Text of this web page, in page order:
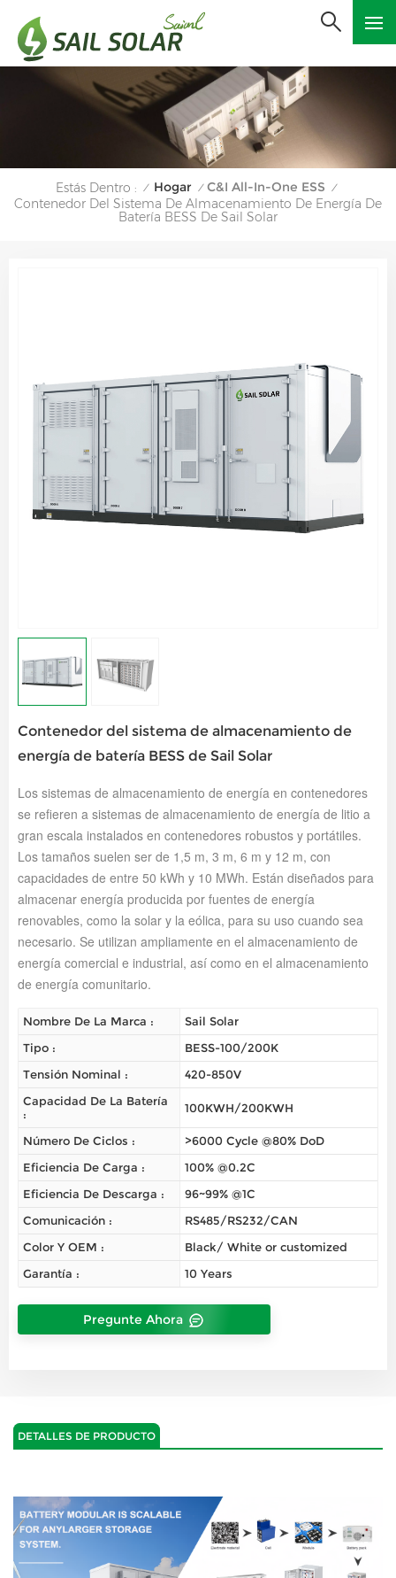
Estás Dentro : / Hogar / C&I All-In-One ESS /
Contenedor Del Sistema De Almacenamiento De Energía De
Batería BESS De Sail Solar
Contenedor del sistema de almacenamiento de
energía de batería BESS de Sail Solar
Los sistemas de almacenamiento de energía en contenedores
se refieren a sistemas de almacenamiento de energía de litio a
gran escala instalados en contenedores robustos y portátiles.
Los tamaños suelen ser de 1,5 m, 3 m, 6 m y 12 m, con
capacidades de entre 50 kWh y 10 MWh. Están diseñados para
almacenar energía producida por fuentes de energía
renovables, como la solar y la eólica, para su uso cuando sea
necesario. Se utilizan ampliamente en el almacenamiento de
energía comercial e industrial, así como en el almacenamiento
de energía comunitario.
Nombre De La Marca :
Sail Solar
Tipo :
BESS-100/200K
Tensión Nominal :
420-850V
Capacidad De La Batería
:
100KWH/200KWH
Número De Ciclos :
>6000 Cycle @80% DoD
Eficiencia De Carga :
100% @0.2C
Eficiencia De Descarga :
96~99% @1C
Comunicación :
RS485/RS232/CAN
Color Y OEM :
Black/ White or customized
Garantía :
10 Years
Pregunte Ahora
DETALLES DE PRODUCTO